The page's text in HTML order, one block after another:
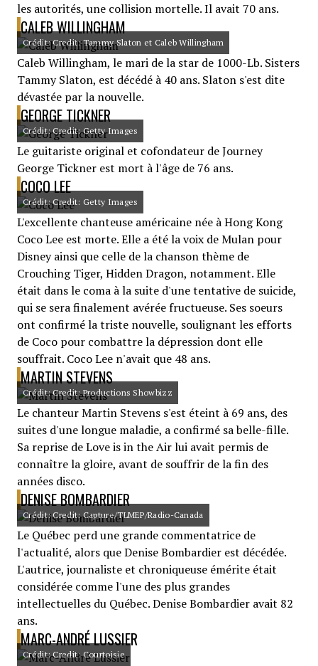
les autorités, une collision mortelle. Il avait 70 ans.
CALEB WILLINGHAM
Crédit: Credit: Tammy Slaton et Caleb Willingham
Caleb Willingham, le mari de la star de 1000-Lb. Sisters
Tammy Slaton, est décédé à 40 ans. Slaton s'est dite
dévastée par la nouvelle.
GEORGE TICKNER
Crédit: Credit: Getty Images
Le guitariste original et cofondateur de Journey
George Tickner est mort à l'âge de 76 ans.
COCO LEE
Crédit: Credit: Getty Images
L'excellente chanteuse américaine née à Hong Kong
Coco Lee est morte. Elle a été la voix de Mulan pour
Disney ainsi que celle de la chanson thème de
Crouching Tiger, Hidden Dragon, notamment. Elle
était dans le coma à la suite d'une tentative de suicide,
qui se sera finalement avérée fructueuse. Ses soeurs
ont confirmé la triste nouvelle, soulignant les efforts
de Coco pour combattre la dépression dont elle
souffrait. Coco Lee n'avait que 48 ans.
MARTIN STEVENS
Crédit: Credit: Productions Showbizz
Le chanteur Martin Stevens s'est éteint à 69 ans, des
suites d'une longue maladie, a confirmé sa belle-fille.
Sa reprise de Love is in the Air lui avait permis de
connaître la gloire, avant de souffrir de la fin des
années disco.
DENISE BOMBARDIER
Crédit: Credit: Capture/TLMEP/Radio-Canada
Le Québec perd une grande commentatrice de
l'actualité, alors que Denise Bombardier est décédée.
L'autrice, journaliste et chroniqueuse émérite était
considérée comme l'une des plus grandes
intellectuelles du Québec. Denise Bombardier avait 82
ans.
MARC-ANDRÉ LUSSIER
Crédit: Credit: Courtoisie